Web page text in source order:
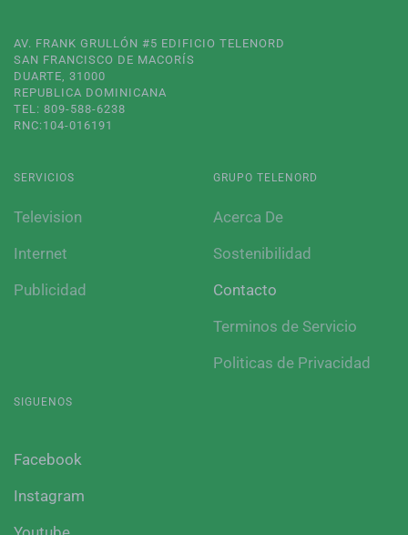
AV. FRANK GRULLÓN #5 EDIFICIO TELENORD
SAN FRANCISCO DE MACORÍS
DUARTE, 31000
REPUBLICA DOMINICANA
TEL: 809-588-6238
RNC:104-016191
SERVICIOS
Television
Internet
Publicidad
GRUPO TELENORD
Acerca De
Sostenibilidad
Contacto
Terminos de Servicio
Politicas de Privacidad
SIGUENOS
Facebook
Instagram